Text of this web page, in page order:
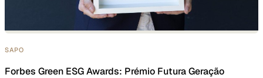
SAPO
Forbes Green ESG Awards: Prémio Futura Geração